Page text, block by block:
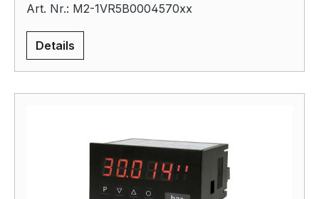
Art. Nr.: M2-1VR5B0004570xx
Details